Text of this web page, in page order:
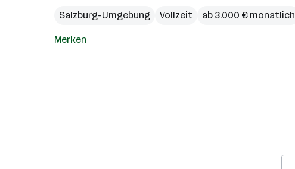
Salzburg-Umgebung
Vollzeit ab 3.000 € monatlich
Merken